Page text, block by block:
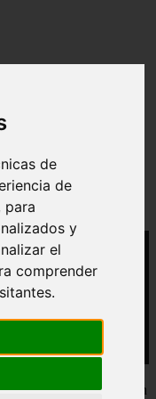
de
de
para
y
el
comprender
2026
el Volkswagen Multivan